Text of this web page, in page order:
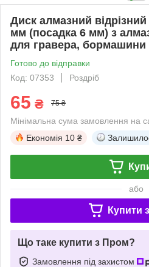
Диск алмазний
мм (посадка 6 мм) з
для гравера, бормашини
Готово до відправки
Код: 07353
Роздріб
65 ₴ 75 ₴
Мінімальна сума замовлення на
Економія 10 ₴
або
Купити з
Що таке купити з Пром?
Замовлення під захистом